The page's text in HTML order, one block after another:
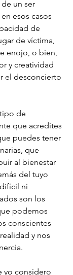
un ser
esos casos
de
de víctima,
enojo, o bien,
y creatividad
el desconcierto
de
que acredites
puedes tener
que
al bienestar
del tuyo
ni
son los
podemos
conscientes
y nos
yo considero